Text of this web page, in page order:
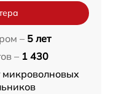
– 5 лет
– 1 430
микроволновых